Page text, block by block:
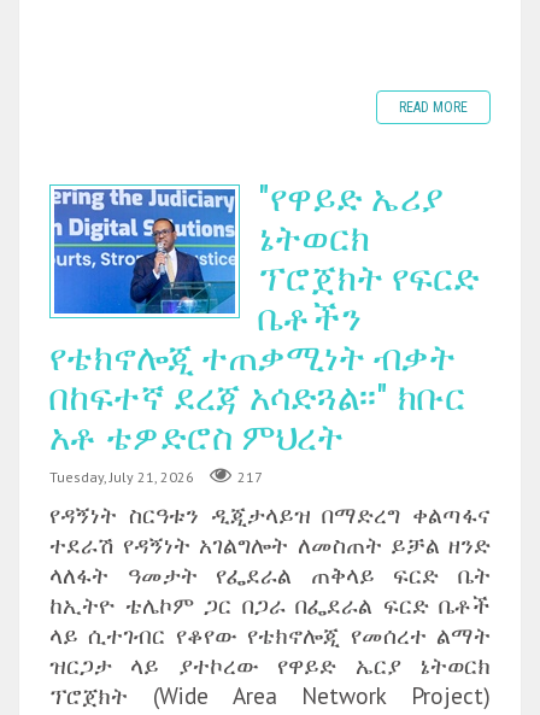
READ MORE
"የዋይድ ኤሪያ
ኔትወርክ
ፕሮጀክት የፍርድ
ቤቶችን
የቴክኖሎጂ ተጠቃሚነት ብቃት
በከፍተኛ ደረጃ አሳድጓል፡፡" ክቡር
አቶ ቴዎድሮስ ምህረት
Tuesday, July 21, 2026 217
የዳኝነት ስርዓቱን ዲጂታላይዝ በማድረግ ቀልጣፋና
ተደራሽ የዳኝነት አገልግሎት ለመስጠት ይቻል ዘንድ
ላለፋት ዓመታት የፌደራል ጠቅላይ ፍርድ ቤት
ከኢትዮ ቴሌኮም ጋር በጋራ በፌደራል ፍርድ ቤቶች
ላይ ሲተገብር የቆየው የቴክኖሎጂ የመሰረተ ልማት
ዝርጋታ ላይ ያተኮረው የዋይድ ኤርያ ኔትወርክ
ፕሮጀክት (Wide Area Network Project)